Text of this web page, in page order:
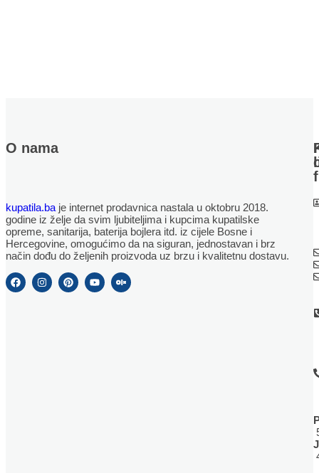
O nama
kupatila.ba je internet prodavnica nastala u oktobru 2018.
godine iz želje da svim ljubiteljima i kupcima kupatilske
opreme, sanitarija, baterija bojlera itd. iz cijele Bosne i
Hercegovine, omogućimo da na siguran, jednostavan i brz
način dođu do željenih proizvoda uz brzu i kvalitetnu dostavu.